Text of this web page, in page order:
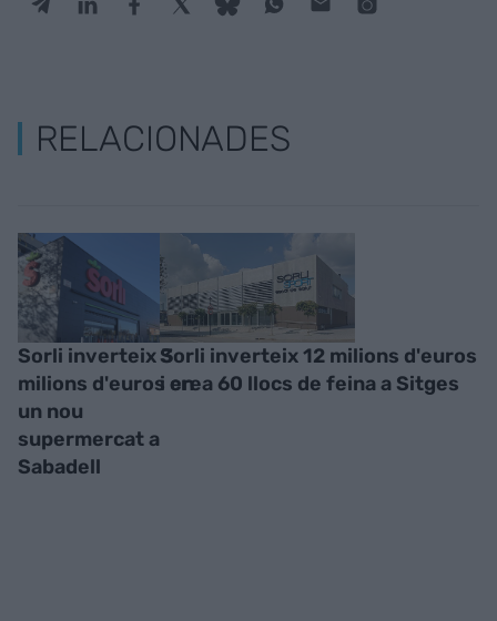
RELACIONADES
Sorli inverteix 3
milions d'euros en
un nou
supermercat a
Sabadell
Sorli inverteix 12 milions d'euros
i crea 60 llocs de feina a Sitges